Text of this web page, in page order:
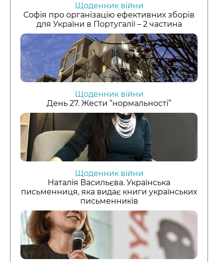
Щоденник війни
Софія про організацію ефективних зборів
для України в Португалії – 2 частина
Щоденник війни
День 27. Жести “нормальності”
Щоденник війни
Наталія Васильєва. Українська
письменниця, яка видає книги українських
письменників